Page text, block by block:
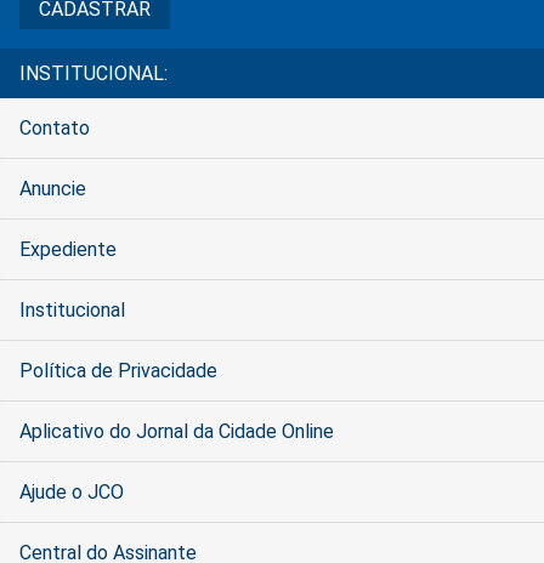
INSTITUCIONAL:
Contato
Anuncie
Expediente
Institucional
Política de Privacidade
Aplicativo do Jornal da Cidade Online
Ajude o JCO
Central do Assinante